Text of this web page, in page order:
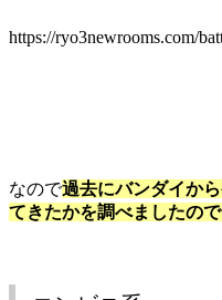
https://ryo3newrooms.com/
なので過去にバンダイか
てきたかを調べましたの